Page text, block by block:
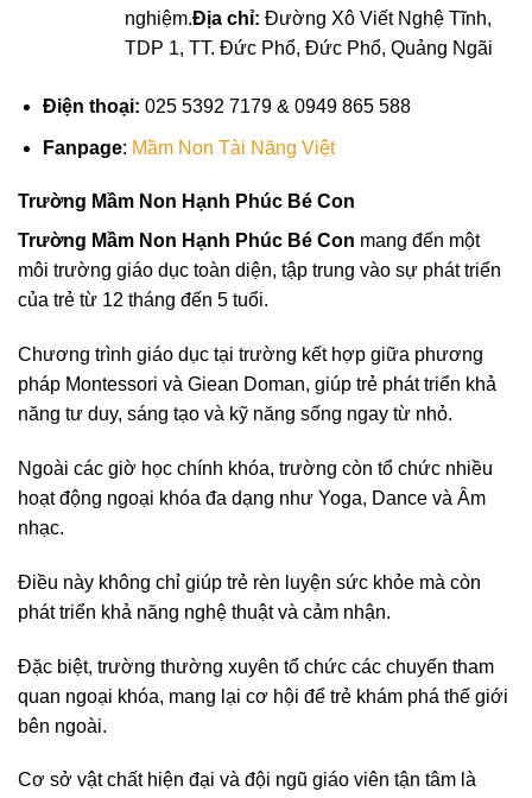
nghiệm.Địa chỉ: Đường Xô Viết Nghệ Tĩnh,
TDP 1, TT. Đức Phổ, Đức Phổ, Quảng Ngãi
Điện thoại: 025 5392 7179 & 0949 865 588
Fanpage: Mầm Non Tài Năng Việt
Trường Mầm Non Hạnh Phúc Bé Con
Trường Mầm Non Hạnh Phúc Bé Con mang đến một
môi trường giáo dục toàn diện, tập trung vào sự phát triển
của trẻ từ 12 tháng đến 5 tuổi.
Chương trình giáo dục tại trường kết hợp giữa phương
pháp Montessori và Giean Doman, giúp trẻ phát triển khả
năng tư duy, sáng tạo và kỹ năng sống ngay từ nhỏ.
Ngoài các giờ học chính khóa, trường còn tổ chức nhiều
hoạt động ngoại khóa đa dạng như Yoga, Dance và Âm
nhạc.
Điều này không chỉ giúp trẻ rèn luyện sức khỏe mà còn
phát triển khả năng nghệ thuật và cảm nhận.
Đặc biệt, trường thường xuyên tổ chức các chuyến tham
quan ngoại khóa, mang lại cơ hội để trẻ khám phá thế giới
bên ngoài.
Cơ sở vật chất hiện đại và đội ngũ giáo viên tận tâm là